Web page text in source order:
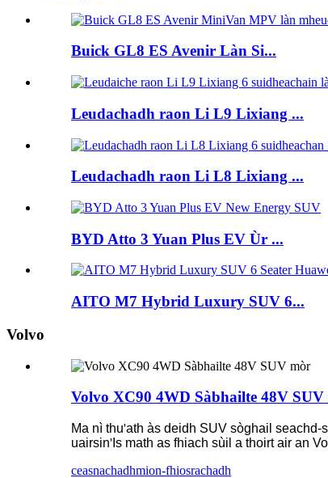
Buick GL8 ES Avenir Làn Si...
Leudachadh raon Li L9 Lixiang ...
Leudachadh raon Li L8 Lixiang ...
BYD Atto 3 Yuan Plus EV Ùr ...
AITO M7 Hybrid Luxury SUV 6...
Volvo
Volvo XC90 4WD Sàbhailte 48V
Ma nì thu'ath às deidh SUV sòghail seachd-
uairsin' Is math as fhiach sùil a thoirt air an
ceasnachadhmion-fhiosrachadh